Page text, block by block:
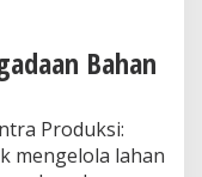
Bahan
Produksi:
mengelola lahan